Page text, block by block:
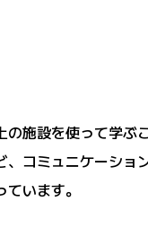
施設を使って学ぶ
コミュニケーショ
います。